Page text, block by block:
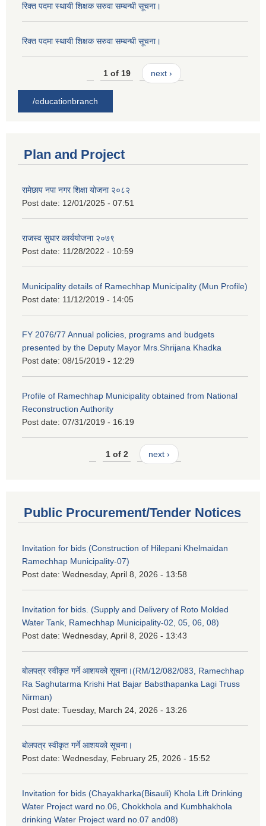
रिक्त पदमा स्थायी शिक्षक सरुवा सम्बन्धी सूचना।
रिक्त पदमा स्थायी शिक्षक सरुवा सम्बन्धी सूचना।
1 of 19 next ›
/educationbranch
Plan and Project
रामेछाप नपा नगर शिक्षा योजना २०८२
Post date: 12/01/2025 - 07:51
राजस्व सुधार कार्ययोजना २०७९
Post date: 11/28/2022 - 10:59
Municipality details of Ramechhap Municipality (Mun Profile)
Post date: 11/12/2019 - 14:05
FY 2076/77 Annual policies, programs and budgets
presented by the Deputy Mayor Mrs.Shrijana Khadka
Post date: 08/15/2019 - 12:29
Profile of Ramechhap Municipality obtained from National
Reconstruction Authority
Post date: 07/31/2019 - 16:19
1 of 2 next ›
Public Procurement/Tender Notices
Invitation for bids (Construction of Hilepani Khelmaidan
Ramechhap Municipality-07)
Post date: Wednesday, April 8, 2026 - 13:58
Invitation for bids. (Supply and Delivery of Roto Molded
Water Tank, Ramechhap Municipality-02, 05, 06, 08)
Post date: Wednesday, April 8, 2026 - 13:43
बोलपत्र स्वीकृत गर्ने आशयको सूचना।(RM/12/082/083, Ramechhap
Ra Saghutarma Krishi Hat Bajar Babsthapanka Lagi Truss
Nirman)
Post date: Tuesday, March 24, 2026 - 13:26
बोलपत्र स्वीकृत गर्ने आशयको सूचना।
Post date: Wednesday, February 25, 2026 - 15:52
Invitation for bids (Chayakharka(Bisauli) Khola Lift Drinking
Water Project ward no.06, Chokkhola and Kumbhakhola
drinking Water Project ward no.07 and08)